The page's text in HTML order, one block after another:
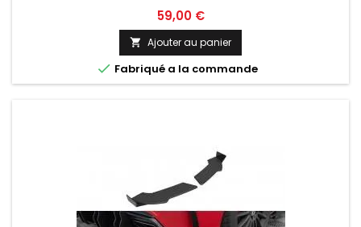
Prix
59,00 €
 Ajouter au panier
 Fabriqué a la commande